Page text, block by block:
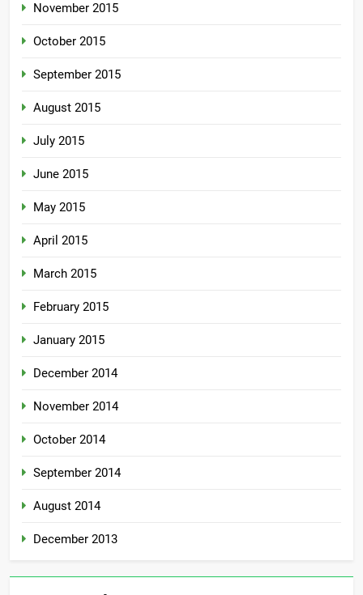
November 2015
October 2015
September 2015
August 2015
July 2015
June 2015
May 2015
April 2015
March 2015
February 2015
January 2015
December 2014
November 2014
October 2014
September 2014
August 2014
December 2013